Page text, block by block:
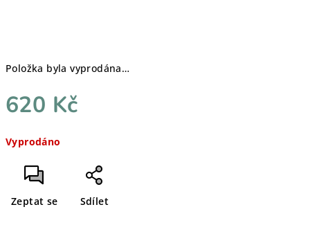
Položka byla vyprodána…
620 Kč
cena:
Vyprodáno
Zeptat se Sdílet